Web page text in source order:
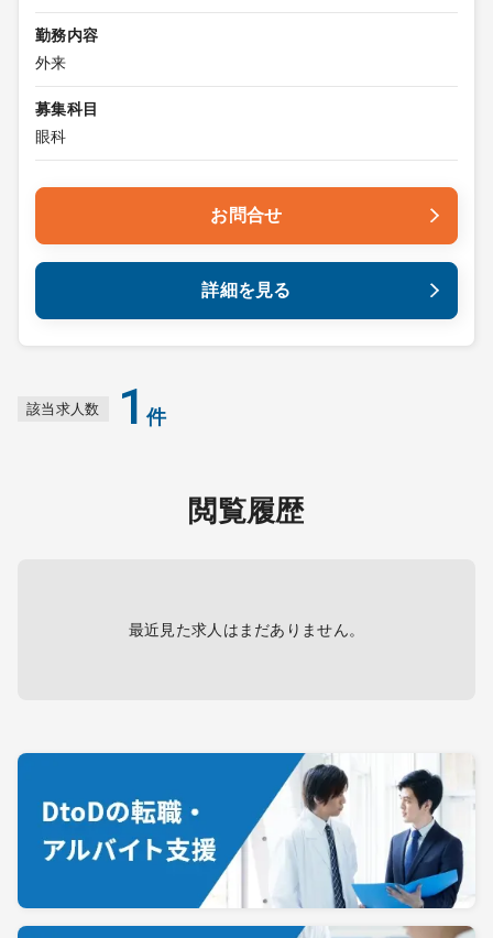
勤務内容
外来
募集科目
眼科
お問合せ
詳細を見る
該当求人数 1 件
閲覧履歴
最近見た求人はまだありません。